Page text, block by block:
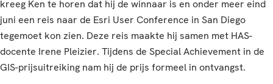
kreeg Ken te horen dat hij de winnaar is en onder meer eind
juni een reis naar de Esri User Conference in San Diego
tegemoet kon zien. Deze reis maakte hij samen met HAS-
docente Irene Pleizier. Tijdens de Special Achievement in de
GIS-prijsuitreiking nam hij de prijs formeel in ontvangst.